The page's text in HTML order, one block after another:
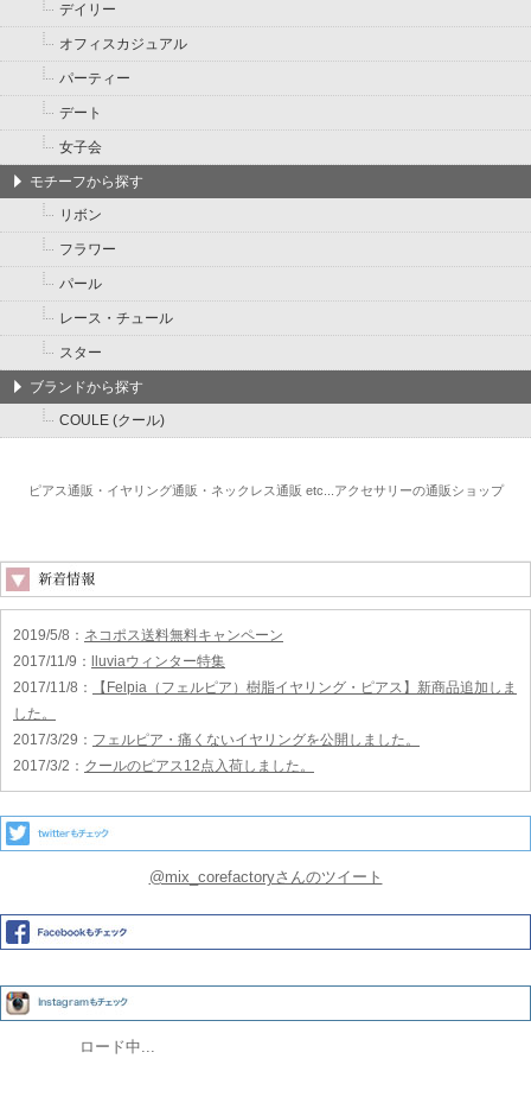
デイリー
オフィスカジュアル
パーティー
デート
女子会
モチーフから探す
リボン
フラワー
パール
レース・チュール
スター
ブランドから探す
COULE (クール)
ピアス通販・イヤリング通販・ネックレス通販 etc...アクセサリーの通販ショップ
2019/5/8 ： ネコポス送料無料キャンペーン
2017/11/9 ：
lluviaウィンター特集
2017/11/8 ：
【Felpia（フェルピア）樹脂イヤリング・ピアス】新商品追加しま
した。
2017/3/29 ： フェルピア・痛くないイヤリングを公開しました。
2017/3/2 ： クールのピアス12点入荷しました。
@mix_corefactoryさんのツイート
ロード中...